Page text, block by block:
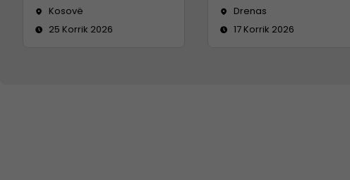
Kosovë
25 Korrik 2026
Drenas
17 Korrik 2026